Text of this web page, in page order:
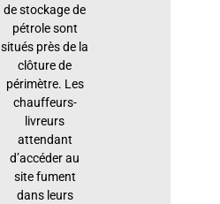
de stockage de
pétrole sont
situés près de la
clôture de
périmètre. Les
chauffeurs-
livreurs
attendant
d’accéder au
site fument
dans leurs